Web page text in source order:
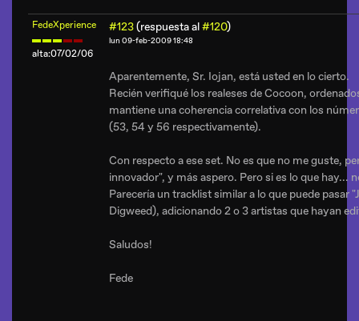
FedeXperience
alta:07/02/06
#123(respuesta al#120)
lun 09-feb-2009 18:48
Aparentemente, Sr. Iojan, está usted en lo cierto.
Recién verifiqué los realeses de Cocoon,
mantiene una coherencia correlativa con los
(53, 54 y 56 respectivamente).
Con respecto a ese set. No es que no me guste,
innovador", y más aspero. Pero si es lo que hay...
Parecería un tracklist similar a lo que puede pasar
Digweed), adicionando 2 o 3 artistas que hayan
Saludos!
Fede